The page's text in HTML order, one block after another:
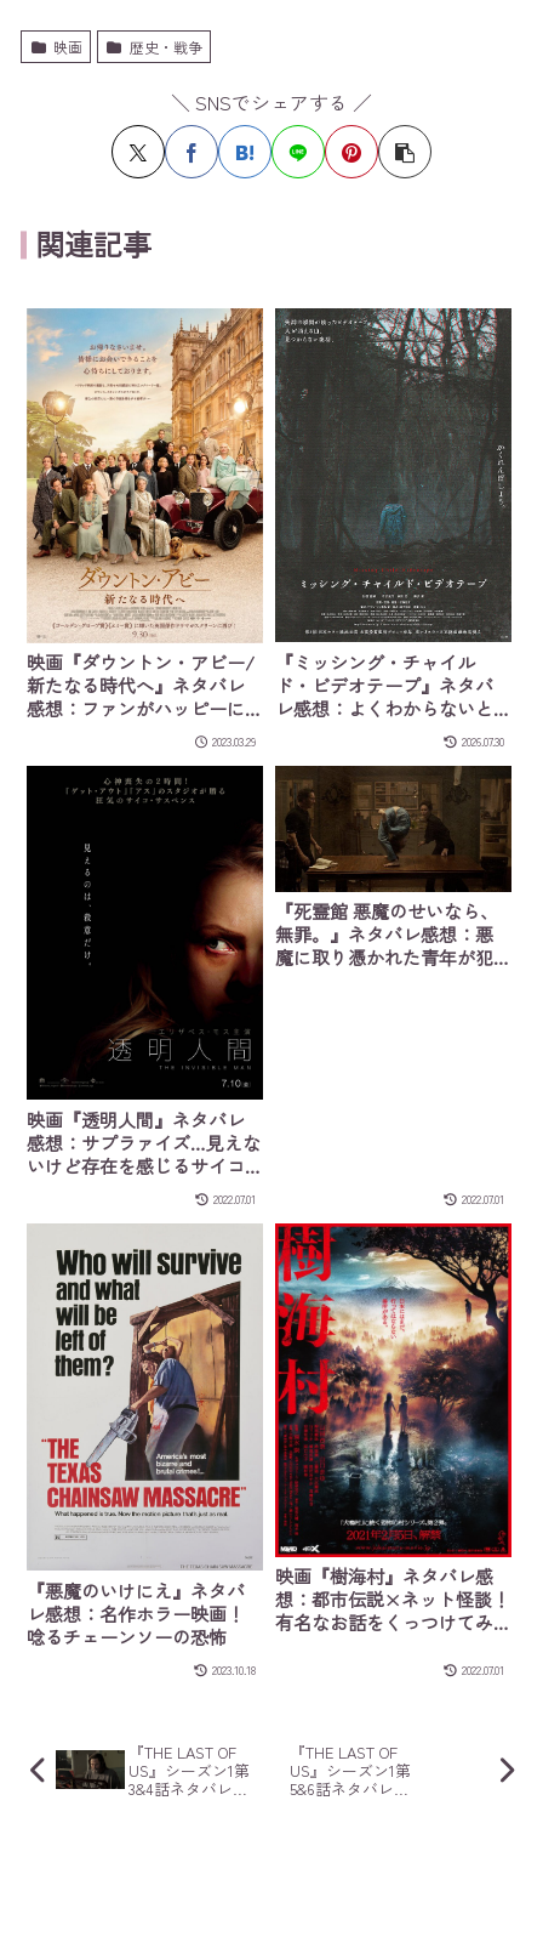
映画 歴史・戦争
＼ SNSでシェアする ／
関連記事
映画『ダウントン・アビー/
新たなる時代へ』ネタバレ
感想：ファンがハッピーに
2023.03.29
『ミッシング・チャイル
ド・ビデオテープ』ネタバ
レ感想：よくわからないと
2026.07.30
映画『透明人間』ネタバレ
感想：サプラァイズ…見えな
いけど存在を感じるサイコ
2022.07.01
『死霊館 悪魔のせいなら、
無罪。』ネタバレ感想：悪
魔に取り憑かれた青年が犯
2022.07.01
『悪魔のいけにえ』ネタバ
レ感想：名作ホラー映画！
唸るチェーンソーの恐怖
2023.10.18
映画『樹海村』ネタバレ感
想：都市伝説×ネット怪談！
有名なお話をくっつけてみ
2022.07.01
『THE LAST OF
US』シーズン1第
3&4話ネタバレ感
『THE LAST OF
US』シーズン1第
5&6話ネタバレ感